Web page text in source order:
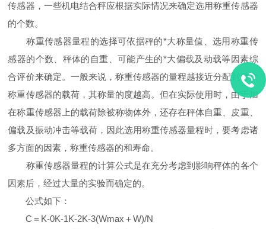
传感器，一些机电结合秤应根据实际情况来确定选用称重传感器
的个数。
称重传感器量程的选择可依据秤的*大称量值、选用称重传
感器的个数、秤体的自重、可能产生的*大偏载及动载等因素综
合评价来确定。一般来说，称重传感器的量程越接近分配到每个
称重传感器的载荷，其称量的度越高。但在实际使用时，由于加
在称重传感器上的载荷除被称物体外，还存在秤体自重、皮重、
偏载及振动冲击等载荷，因此选用称重传感器量程时，要考虑诸
多方面的因素，称重传感器的和寿命。
称重传感器量程的计算公式是在充分考虑到影响秤体的各个
因素后，经过大量的实验而确定的。
公式如下：
C＝K-0K-1K-2K-3(Wmax＋W)/N